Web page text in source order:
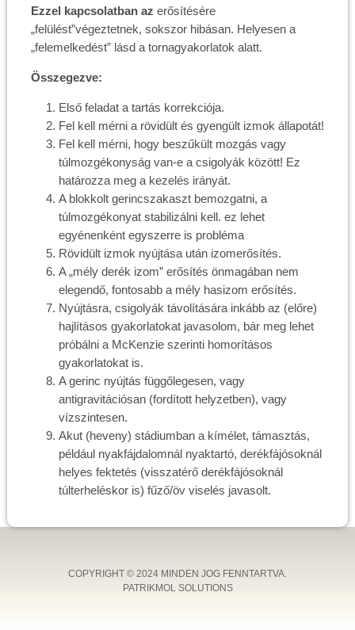
Ezzel kapcsolatban az erősítésére
„felülést”végeztetnek, sokszor hibásan. Helyesen a
„felemelkedést” lásd a tornagyakorlatok alatt.
Összegezve:
Első feladat a tartás korrekciója.
Fel kell mérni a rövidült és gyengült izmok állapotát!
Fel kell mérni, hogy beszűkült mozgás vagy
túlmozgékonyság van-e a csigolyák között! Ez
határozza meg a kezelés irányát.
A blokkolt gerincszakaszt bemozgatni, a
túlmozgékonyat stabilizálni kell. ez lehet
egyénenként egyszerre is probléma
Rövidült izmok nyújtása után izomerősítés.
A „mély derék izom” erősítés önmagában nem
elegendő, fontosabb a mély hasizom erősítés.
Nyújtásra, csigolyák távolítására inkább az (előre)
hajlításos gyakorlatokat javasolom, bár meg lehet
próbálni a McKenzie szerinti homorításos
gyakorlatokat is.
A gerinc nyújtás függőlegesen, vagy
antigravitációsan (fordított helyzetben), vagy
vízszintesen.
Akut (heveny) stádiumban a kímélet, támasztás,
például nyakfájdalomnál nyaktartó, derékfájósoknál
helyes fektetés (visszatérő derékfájósoknál
túlterheléskor is) fűző/öv viselés javasolt.
COPYRIGHT © 2024 MINDEN JOG FENNTARTVA.
PATRIKMOL SOLUTIONS